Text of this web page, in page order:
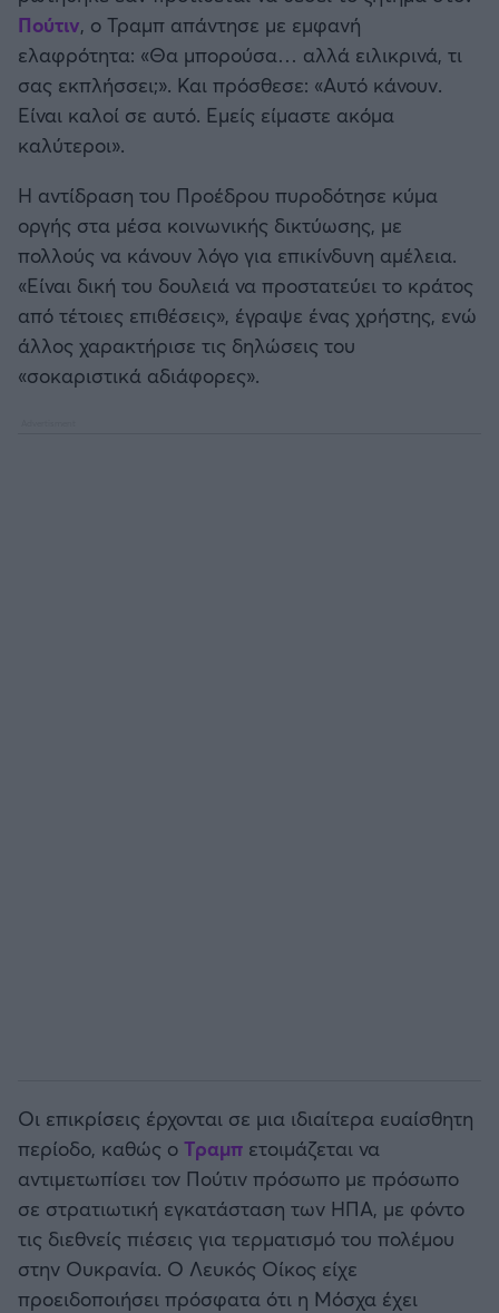
Πούτιν, ο Τραμπ απάντησε με εμφανή
ελαφρότητα: «Θα μπορούσα… αλλά ειλικρινά, τι
σας εκπλήσσει;». Και πρόσθεσε: «Αυτό κάνουν.
Είναι καλοί σε αυτό. Εμείς είμαστε ακόμα
καλύτεροι».
Η αντίδραση του Προέδρου πυροδότησε κύμα
οργής στα μέσα κοινωνικής δικτύωσης, με
πολλούς να κάνουν λόγο για επικίνδυνη αμέλεια.
«Είναι δική του δουλειά να προστατεύει το κράτος
από τέτοιες επιθέσεις», έγραψε ένας χρήστης, ενώ
άλλος χαρακτήρισε τις δηλώσεις του
«σοκαριστικά αδιάφορες».
Οι επικρίσεις έρχονται σε μια ιδιαίτερα ευαίσθητη
περίοδο, καθώς ο Τραμπ ετοιμάζεται να
αντιμετωπίσει τον Πούτιν πρόσωπο με πρόσωπο
σε στρατιωτική εγκατάσταση των ΗΠΑ, με φόντο
τις διεθνείς πιέσεις για τερματισμό του πολέμου
στην Ουκρανία. Ο Λευκός Οίκος είχε
προειδοποιήσει πρόσφατα ότι η Μόσχα έχει